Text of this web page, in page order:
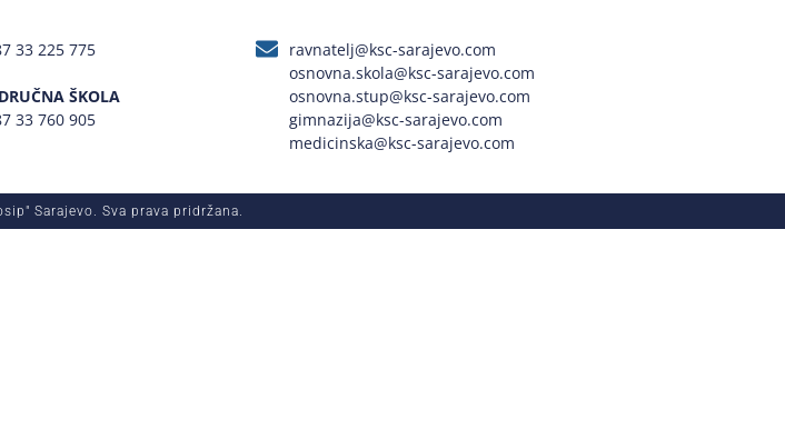
33 225 775
ŠKOLA
33 760 905
ravnatelj@ksc-sarajevo.com
osnovna.skola@ksc-sarajevo.com
osnovna.stup@ksc-sarajevo.com
gimnazija@ksc-sarajevo.com
medicinska@ksc-sarajevo.com
Sarajevo. Sva prava pridržana.